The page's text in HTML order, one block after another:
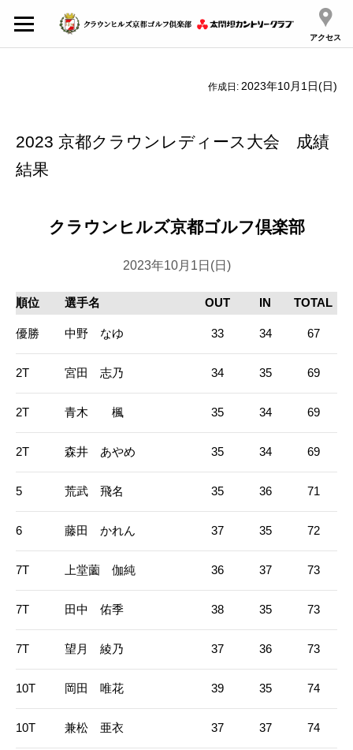
アクセス
作成日: 2023年10月1日(日)
2023 京都クラウンレディース大会 成績
結果
クラウンヒルズ京都ゴルフ倶楽部
2023年10月1日(日)
順位 選手名 OUT IN TOTAL
優勝 中野 なゆ 33 34 67
2T 宮田 志乃 34 35 69
2T 青木 楓 35 34 69
2T 森井 あやめ 35 34 69
5 荒武 飛名 35 36 71
6 藤田 かれん 37 35 72
7T 上堂薗 伽純 36 37 73
7T 田中 佑季 38 35 73
7T 望月 綾乃 37 36 73
10T 岡田 唯花 39 35 74
10T 兼松 亜衣 37 37 74